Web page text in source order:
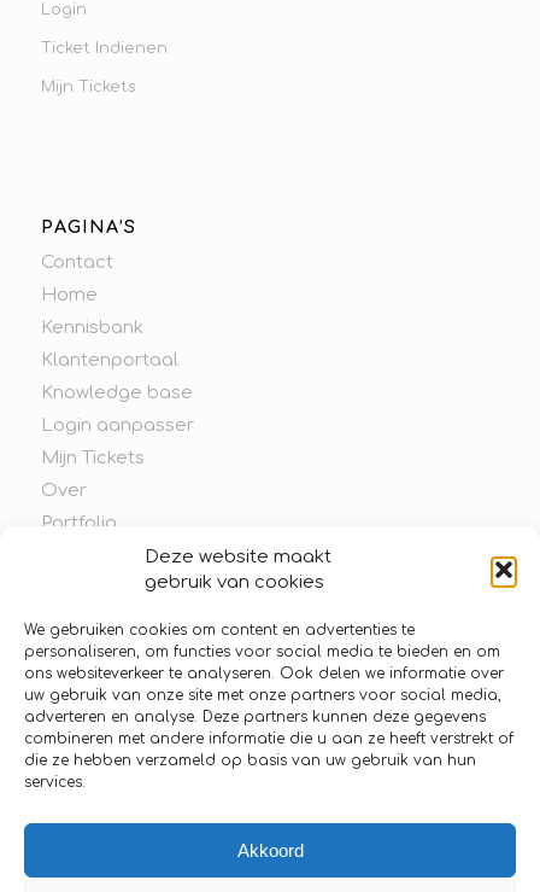
Deze website maakt
gebruik van cookies
We gebruiken cookies om content en advertenties te
personaliseren, om functies voor social media te bieden en om
ons websiteverkeer te analyseren. Ook delen we informatie over
uw gebruik van onze site met onze partners voor social media,
adverteren en analyse. Deze partners kunnen deze gegevens
combineren met andere informatie die u aan ze heeft verstrekt of
die ze hebben verzameld op basis van uw gebruik van hun
services.
Akkoord
Login
Ticket Indienen
Mijn Tickets
PAGINA’S
Contact
Home
Kennisbank
Klantenportaal
Knowledge base
Login aanpasser
Mijn Tickets
Over
Portfolio
Ticket Indienen
CATEGORIEËN
Geen categorieën